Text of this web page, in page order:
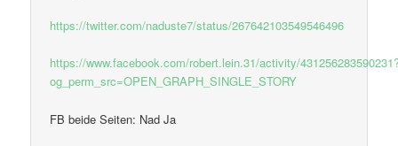
https://twitter.com/naduste7/status/267642103549546496
https://www.facebook.com/robert.lein.31/activity/
og_perm_src=OPEN_GRAPH_SINGLE_STORY
FB beide Seiten: Nad Ja